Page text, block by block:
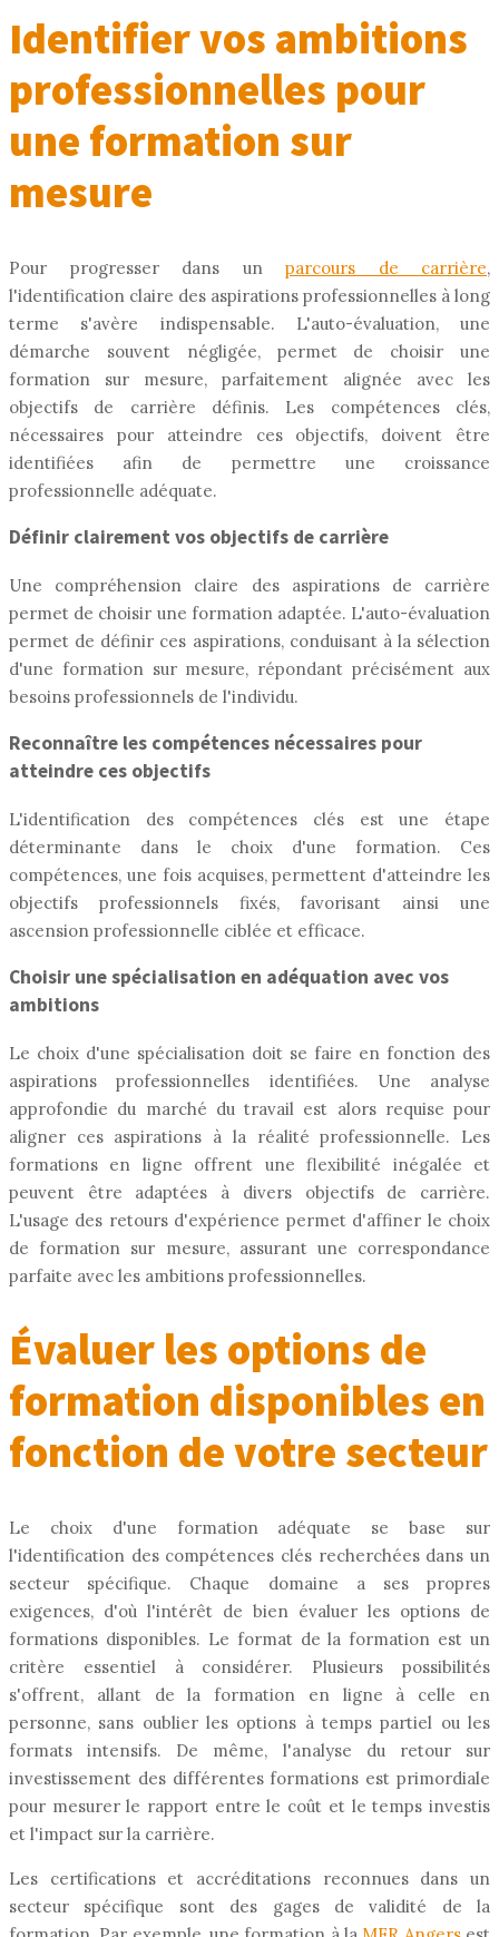
Identifier vos ambitions
professionnelles pour
une formation sur
mesure
Pour progresser dans un parcours de carrière,
l'identification claire des aspirations professionnelles à long
terme s'avère indispensable. L'auto-évaluation, une
démarche souvent négligée, permet de choisir une
formation sur mesure, parfaitement alignée avec les
objectifs de carrière définis. Les compétences clés,
nécessaires pour atteindre ces objectifs, doivent être
identifiées afin de permettre une croissance
professionnelle adéquate.
Définir clairement vos objectifs de carrière
Une compréhension claire des aspirations de carrière
permet de choisir une formation adaptée. L'auto-évaluation
permet de définir ces aspirations, conduisant à la sélection
d'une formation sur mesure, répondant précisément aux
besoins professionnels de l'individu.
Reconnaître les compétences nécessaires pour
atteindre ces objectifs
L'identification des compétences clés est une étape
déterminante dans le choix d'une formation. Ces
compétences, une fois acquises, permettent d'atteindre les
objectifs professionnels fixés, favorisant ainsi une
ascension professionnelle ciblée et efficace.
Choisir une spécialisation en adéquation avec vos
ambitions
Le choix d'une spécialisation doit se faire en fonction des
aspirations professionnelles identifiées. Une analyse
approfondie du marché du travail est alors requise pour
aligner ces aspirations à la réalité professionnelle. Les
formations en ligne offrent une flexibilité inégalée et
peuvent être adaptées à divers objectifs de carrière.
L'usage des retours d'expérience permet d'affiner le choix
de formation sur mesure, assurant une correspondance
parfaite avec les ambitions professionnelles.
Évaluer les options de
formation disponibles en
fonction de votre secteur
Le choix d'une formation adéquate se base sur
l'identification des compétences clés recherchées dans un
secteur spécifique. Chaque domaine a ses propres
exigences, d'où l'intérêt de bien évaluer les options de
formations disponibles. Le format de la formation est un
critère essentiel à considérer. Plusieurs possibilités
s'offrent, allant de la formation en ligne à celle en
personne, sans oublier les options à temps partiel ou les
formats intensifs. De même, l'analyse du retour sur
investissement des différentes formations est primordiale
pour mesurer le rapport entre le coût et le temps investis
et l'impact sur la carrière.
Les certifications et accréditations reconnues dans un
secteur spécifique sont des gages de validité de la